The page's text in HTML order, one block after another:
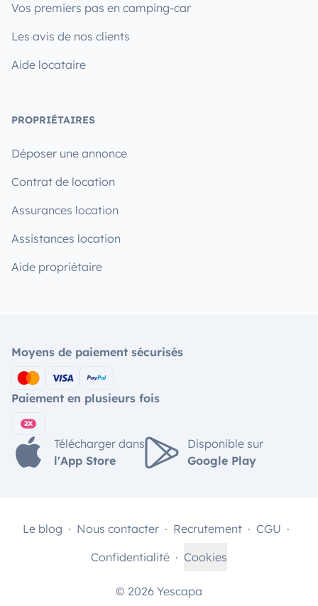
Vos premiers pas en camping-car
Les avis de nos clients
Aide locataire
PROPRIÉTAIRES
Déposer une annonce
Contrat de location
Assurances location
Assistances location
Aide propriétaire
Moyens de paiement sécurisés
Paiement en plusieurs fois
Télécharger dans
l'App Store
Disponible sur
Google Play
© 2026 Yescapa
Le blog Nous contacter Recrutement
CGU
Confidentialité
Cookies